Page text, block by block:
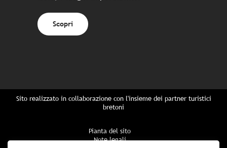
Scopri
Sito realizzato in collaborazione con l'insieme dei partner turistici
bretoni
Pianta del sito
Note legali